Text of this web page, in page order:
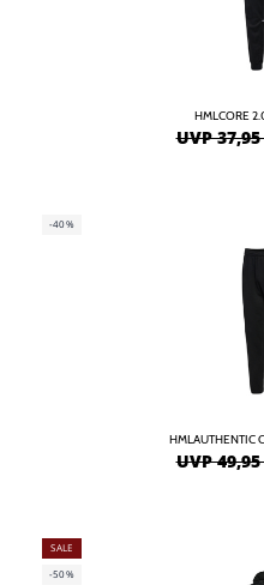
HMLCORE
UVP 37,95
-40%
HMLAUTHENTIC
UVP 49,95
SALE
-50%